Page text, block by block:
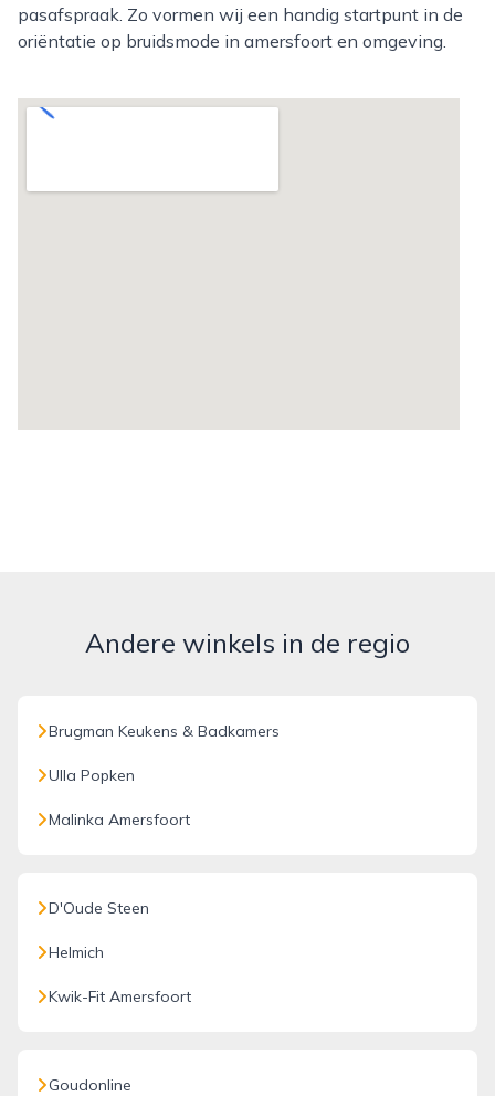
pasafspraak. Zo vormen wij een handig startpunt in de
oriëntatie op bruidsmode in amersfoort en omgeving.
Andere winkels in de regio
Brugman Keukens & Badkamers
Ulla Popken
Malinka Amersfoort
D'Oude Steen
Helmich
Kwik-Fit Amersfoort
Goudonline